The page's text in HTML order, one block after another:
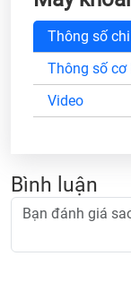
Thông số
Thông số cơ
Video
Bình luận